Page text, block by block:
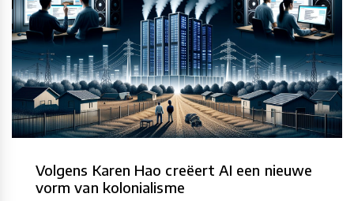
Volgens Karen Hao creëert AI een nieuwe
vorm van kolonialisme